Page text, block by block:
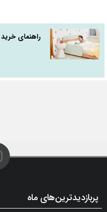
پربازدیدترین‌های ماه